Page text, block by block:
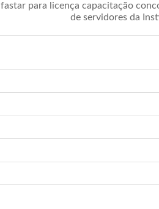
para licença capacitação
de servidores da